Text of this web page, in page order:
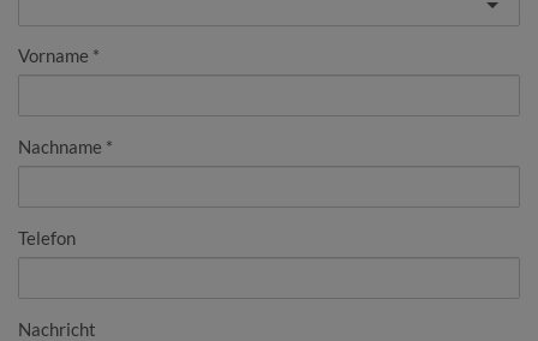
Vorname
Nachname
Telefon
Nachricht